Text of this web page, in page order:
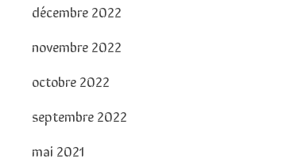
décembre 2022
novembre 2022
octobre 2022
septembre 2022
mai 2021